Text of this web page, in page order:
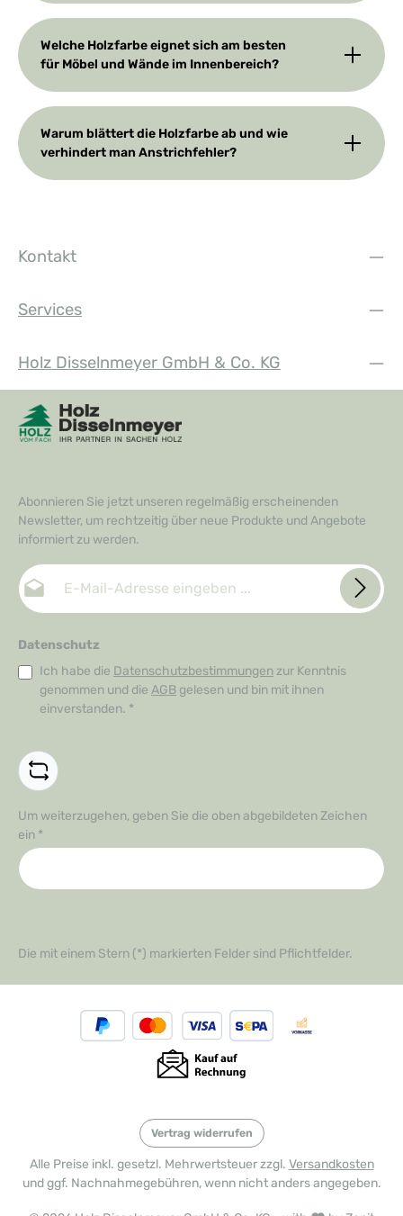
Welche Holzfarbe eignet sich am besten
für Möbel und Wände im Innenbereich?
Warum blättert die Holzfarbe ab und wie
verhindert man Anstrichfehler?
Kontakt
Services
Holz Disselnmeyer GmbH & Co. KG
Abonnieren Sie jetzt unseren regelmäßig erscheinenden
Newsletter, um rechtzeitig über neue Produkte und Angebote
informiert zu werden.
E-Mail-Adresse*
Datenschutz
Ich habe die Datenschutzbestimmungen zur Kenntnis
genommen und die AGB gelesen und bin mit ihnen
einverstanden. *
Um weiterzugehen, geben Sie die oben abgebildeten Zeichen
ein *
Die mit einem Stern (*) markierten Felder sind Pflichtfelder.
Vertrag widerrufen
Alle Preise inkl. gesetzl. Mehrwertsteuer zzgl. Versandkosten
und ggf. Nachnahmegebühren, wenn nicht anders angegeben.